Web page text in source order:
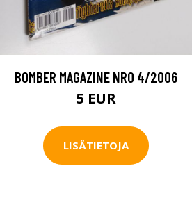
BOMBER MAGAZINE NRO 4/2006
5 EUR
LISÄTIETOJA